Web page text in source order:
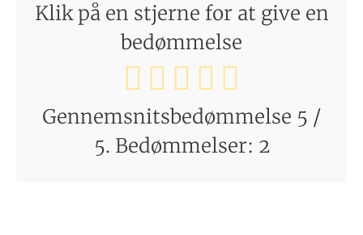
Klik på en stjerne for at give en
bedømmelse
Gennemsnitsbedømmelse 5 /
5. Bedømmelser: 2